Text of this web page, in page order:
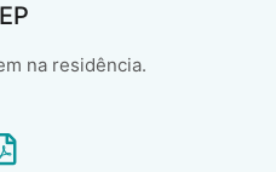
na residência.